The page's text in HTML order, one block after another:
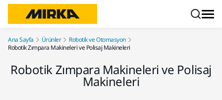
Ana Sayfa Ürünler
Robotik ve Otomasyon
Robotik Zımpara Makineleri ve Polisaj Makineleri
Robotik Zımpara Makineleri ve Polisaj
Makineleri